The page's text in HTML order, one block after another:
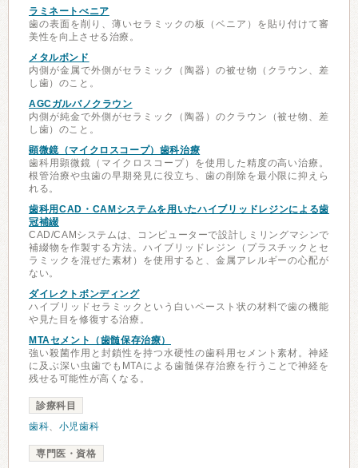
ラミネートべニア
歯の表面を削り、薄いセラミックの板（ベニア）を貼り付けて審
美性を向上させる治療。
メタルボンド
内側が金属で外側がセラミック（陶器）の被せ物（クラウン、差
し歯）のこと。
AGCガルバノクラウン
内側が純金で外側がセラミック（陶器）のクラウン（被せ物、差
し歯）のこと。
顕微鏡（マイクロスコープ）歯科治療
歯科用顕微鏡（マイクロスコープ）を使用した精度の高い治療。
根管治療や虫歯の早期発見に役立ち、歯の削除を最小限に抑えら
れる。
歯科用CAD・CAMシステムを用いたハイブリッドレジンによる歯
冠補綴
CAD/CAMシステムは、コンピューターで設計しミリングマシンで
補綴物を作製する方法。ハイブリッドレジン（プラスチックとセ
ラミックを混ぜた素材）を使用すると、金属アレルギーの心配が
ない。
ダイレクトボンディング
ハイブリッドセラミックという白いペースト状の材料で歯の機能
や見た目を修復する治療。
MTAセメント（歯髄保存治療）
強い殺菌作用と封鎖性を持つ水硬性の歯科用セメント素材。神経
に及ぶ深い虫歯でもMTAによる歯髄保存治療を行うことで神経を
残せる可能性が高くなる。
診療科目
歯科、 小児歯科
専門医・資格